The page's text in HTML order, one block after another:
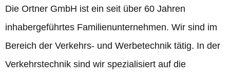
Die Ortner GmbH ist ein seit über 60 Jahren
inhabergeführtes Familienunternehmen. Wir sind im
Bereich der Verkehrs- und Werbetechnik tätig. In der
Verkehrstechnik sind wir spezialisiert auf die